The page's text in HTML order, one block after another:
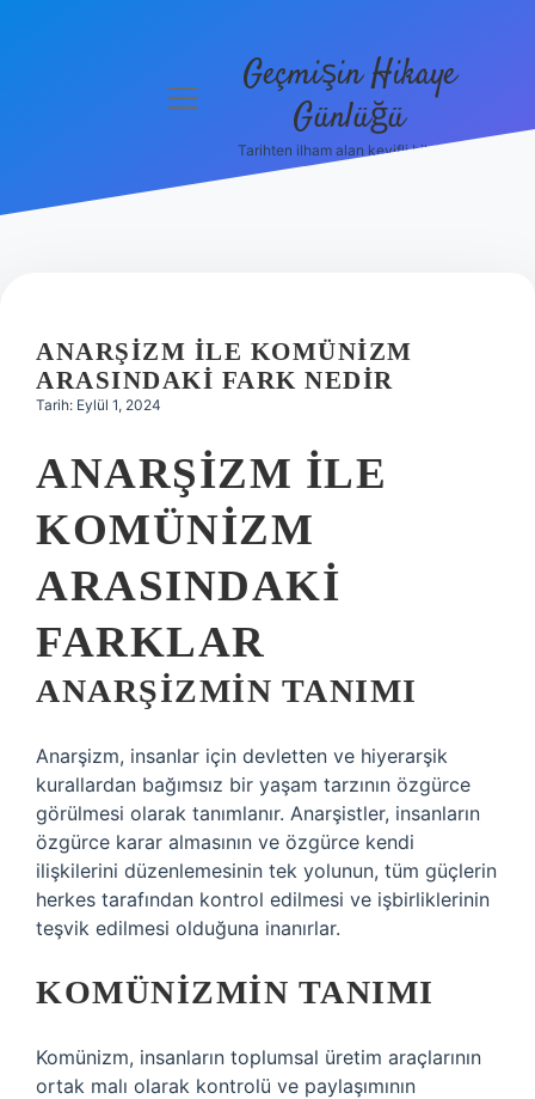
Hakkımızda
menüyü
Geçmişin Hikaye
Günlüğü
Tarihten ilham alan keyifli bilgiler!
ANARŞIZM ILE KOMÜNIZM
ARASINDAKI FARK NEDIR
Tarih: Eylül 1, 2024
ANARŞIZM ILE
KOMÜNIZM
ARASINDAKI
FARKLAR
ANARŞIZMIN TANIMI
Anarşizm, insanlar için devletten ve hiyerarşik
kurallardan bağımsız bir yaşam tarzının özgürce
görülmesi olarak tanımlanır. Anarşistler, insanların
özgürce karar almasının ve özgürce kendi
ilişkilerini düzenlemesinin tek yolunun, tüm güçlerin
herkes tarafından kontrol edilmesi ve işbirliklerinin
teşvik edilmesi olduğuna inanırlar.
KOMÜNIZMIN TANIMI
Komünizm, insanların toplumsal üretim araçlarının
ortak malı olarak kontrolü ve paylaşımının